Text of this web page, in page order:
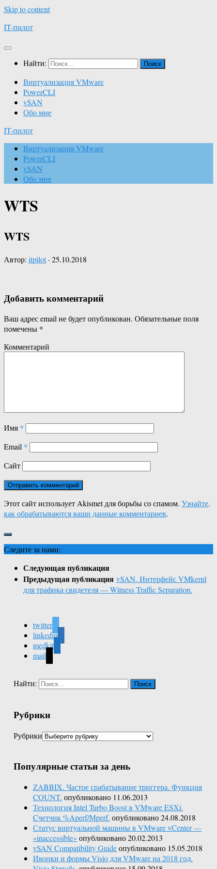
Skip to content
IT-пилот
Найти:
Виртуализация VMware
PowerCLI
vSAN
Обо мне
IT-пилот
Виртуализация VMware
PowerCLI
vSAN
Обо мне
WTS
WTS
Автор: itpilot · 25.10.2018
Добавить комментарий
Ваш адрес email не будет опубликован. Обязательные поля
помечены *
Комментарий
Имя *
Email *
Сайт
Этот сайт использует Akismet для борьбы со спамом. Узнайте,
как обрабатываются ваши данные комментариев.
Следите за нами:
Следующая публикация
Предыдущая публикация vSAN. Интерфейс VMkernl
для трафика свидетеля — Witness Traffic Separation.
twitter
linkedin
medkit
mail
Найти:
Рубрики
Рубрики
Популярные статьи за день
ZABBIX. Частое срабатывание триггера. Функция
COUNT. опубликовано 11.06.2013
Технология Intel Turbo Boost в VMware ESXi.
Cчетчик %Aperf/Mperf. опубликовано 24.08.2018
Статус виртуальной машины в VMware vCenter —
«inaccessible» опубликовано 20.02.2013
vSAN Compatibility Guideопубликовано 15.05.2018
Иконки и формы Visio для VMware на 2018 год.